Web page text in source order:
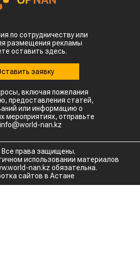
по сотрудничеству или
размещения рекламы
оставить здесь.
заявку
включая пожелания
предоставления статей,
или информацию о
мероприятиях, отправьте
nan.kz
права защищены.
использовании материалов
nan.kz обязательна.
сайтов в Астане